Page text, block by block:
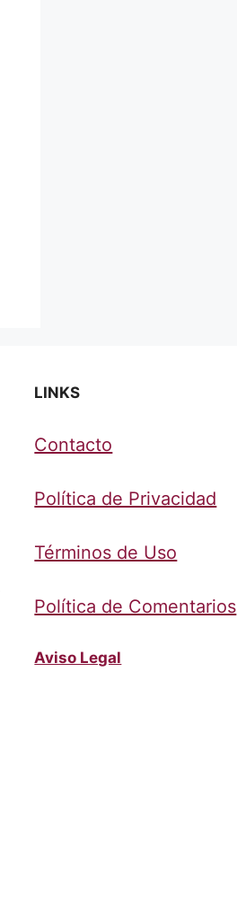
LINKS
Contacto
Política de Privacidad
Términos de Uso
Política de Comentarios
Aviso Legal